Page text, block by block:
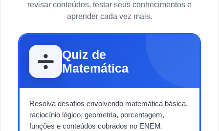
revisar conteúdos, testar seus conhecimentos e
aprender cada vez mais.
Quiz de
Matemática
Resolva desafios envolvendo matemática básica,
raciocínio lógico, geometria, porcentagem,
funções e conteúdos cobrados no ENEM.